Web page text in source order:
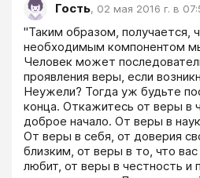
Гость, 02 мая 2016 г. в
"Таким образом, получается,
необходимым компонентом
Человек может
проявления веры, если
Неужели? Тогда уж будьте
конца. Откажитесь от веры в
доброе начало. От веры в
От веры в себя, от доверия
близким, от веры в то, что
любит, от веры в честность и